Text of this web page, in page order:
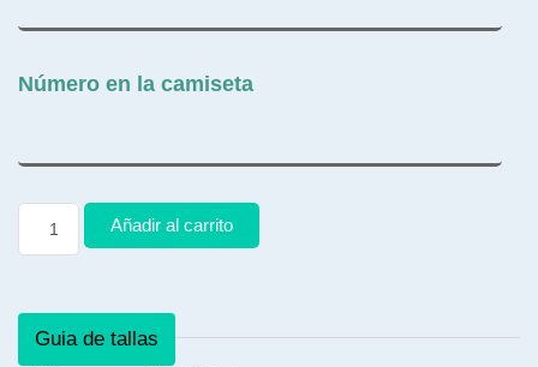
Número en la camiseta
Añadir al carrito
Guia de tallas